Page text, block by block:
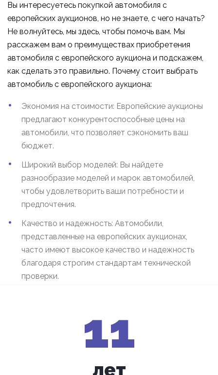
Вы интересуетесь покупкой автомобиля с
европейских аукционов, но не знаете, с чего начать?
Не волнуйтесь, мы здесь, чтобы помочь вам. Мы
расскажем вам о преимуществах приобретения
автомобиля с европейского аукциона и подскажем,
как сделать это правильно. Почему стоит выбрать
автомобиль с европейского аукциона:
Экономия на стоимости: Европейские аукционы
предлагают конкурентоспособные цены на
автомобили, что позволяет сэкономить ваш
бюджет.
Широкий выбор моделей: Вы найдете
разнообразие моделей и марок автомобилей,
чтобы удовлетворить ваши потребности и
предпочтения.
Качество и надежность: Автомобили,
представленные на европейских аукционах,
часто имеют высокое качество и надежность
благодаря строгим стандартам технической
проверки.
11
лет